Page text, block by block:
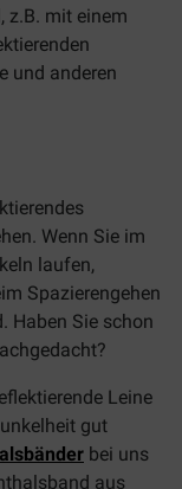
z.B. mit einem
und anderen
Wenn Sie im
laufen,
Spazierengehen
Haben Sie schon
Leine
gut
bei uns
aus